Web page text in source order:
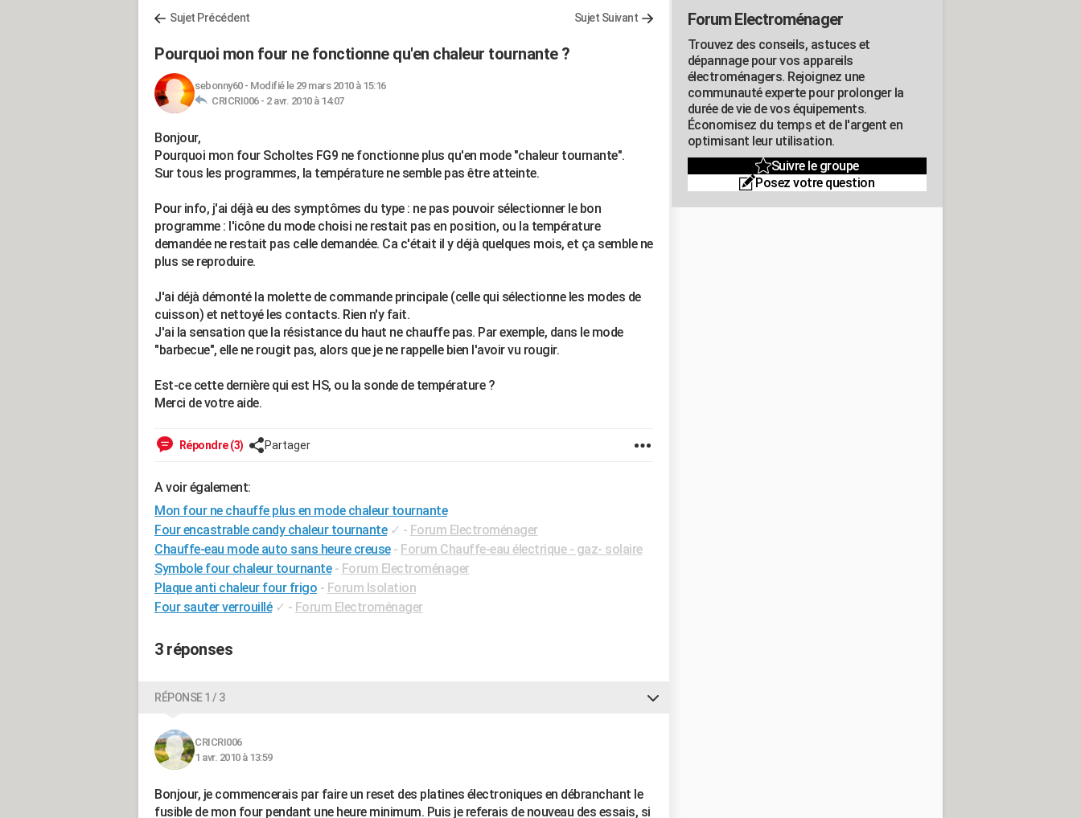
Sujet Précédent Sujet Suivant
Pourquoi mon four ne fonctionne qu'en chaleur tournante ?
sebonny60- Modifié le 29 mars 2010 à 15:16
CRICRI006 - 2 avr. 2010 à 14:07
Bonjour,
Pourquoi mon four Scholtes FG9 ne fonctionne plus qu'en mode "chaleur tournante".
Sur tous les programmes, la température ne semble pas être atteinte.
Pour info, j'ai déjà eu des symptômes du type : ne pas pouvoir sélectionner le bon
programme : l'icône du mode choisi ne restait pas en position, ou la température
demandée ne restait pas celle demandée. Ca c'était il y déjà quelques mois, et ça semble ne
plus se reproduire.
J'ai déjà démonté la molette de commande principale (celle qui sélectionne les modes de
cuisson) et nettoyé les contacts. Rien n'y fait.
J'ai la sensation que la résistance du haut ne chauffe pas. Par exemple, dans le mode
"barbecue", elle ne rougit pas, alors que je ne rappelle bien l'avoir vu rougir.
Est-ce cette dernière qui est HS, ou la sonde de température ?
Merci de votre aide.
Répondre (3) Partager
A voir également:
Mon four ne chauffe plus en mode chaleur tournante
Four encastrable candy chaleur tournante ✓ - Forum Electroménager
Chauffe-eau mode auto sans heure creuse - Forum Chauffe-eau électrique - gaz- solaire
Symbole four chaleur tournante - Forum Electroménager
Plaque anti chaleur four frigo - Forum Isolation
Four sauter verrouillé ✓ - Forum Electroménager
3 réponses
RÉPONSE 1 / 3
CRICRI006
1 avr. 2010 à 13:59
Bonjour, je commencerais par faire un reset des platines électroniques en débranchant le
fusible de mon four pendant une heure minimum. Puis je referais de nouveau des essais, si
Forum Electroménager
Trouvez des conseils, astuces et
dépannage pour vos appareils
électroménagers. Rejoignez une
communauté experte pour prolonger la
durée de vie de vos équipements.
Économisez du temps et de l'argent en
optimisant leur utilisation.
Suivre le groupe
Posez votre question